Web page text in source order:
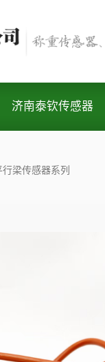
济南泰钦传感器
梁传感器系列